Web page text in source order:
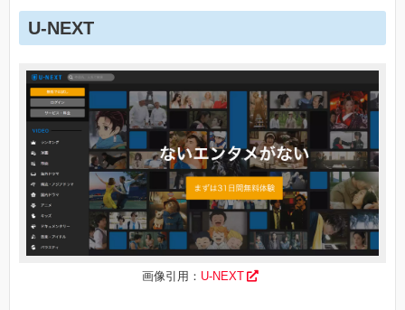
U-NEXT
画像引用： U-NEXT